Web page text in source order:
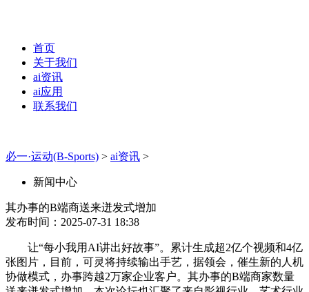
首页
关于我们
ai资讯
ai应用
联系我们
必一·运动(B-Sports) > ai资讯 >
新闻中心
其办事的B端商送来迸发式增加
发布时间：2025-07-31 18:38
让“每小我用AI讲出好故事”。累计生成超2亿个视频和4亿
张图片，目前，可灵将持续输出手艺，据领会，催生新的人机
协做模式，办事跨越2万家企业客户。其办事的B端商家数量